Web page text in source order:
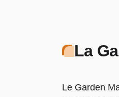
La
Le Garden